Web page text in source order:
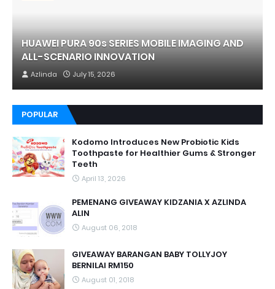
HUAWEI PURA 90s SERIES MOBILE IMAGING AND
ALL-SCENARIO INNOVATION
Azlinda July 15, 2026
POPULAR
Kodomo Introduces New Probiotic Kids
Toothpaste for Healthier Gums & Stronger
Teeth
April 13, 2026
PEMENANG GIVEAWAY KIDZANIA X AZLINDA
ALIN
August 06, 2018
GIVEAWAY BARANGAN BABY TOLLYJOY
BERNILAI RM150
August 01, 2018